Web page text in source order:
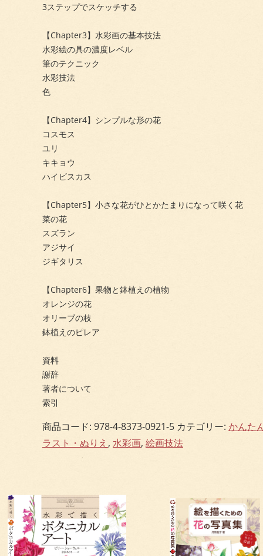
3ステップでスケッチする
【Chapter3】水彩画の基本技法
水彩絵の具の濃度レベル
筆のテクニック
水彩技法
色
【Chapter4】シンプルな形の花
コスモス
ユリ
キキョウ
ハイビスカス
【Chapter5】小さな花がひとかたまりになって咲く花
菜の花
スズラン
アジサイ
ジギタリス
【Chapter6】果物と鉢植えの植物
オレンジの花
オリーブの枝
鉢植えのピレア
資料
謝辞
著者について
索引
商品コード: 978-4-8373-0921-5 カテゴリー: かんた
ラスト・ぬりえ , 水彩画, 絵画技法